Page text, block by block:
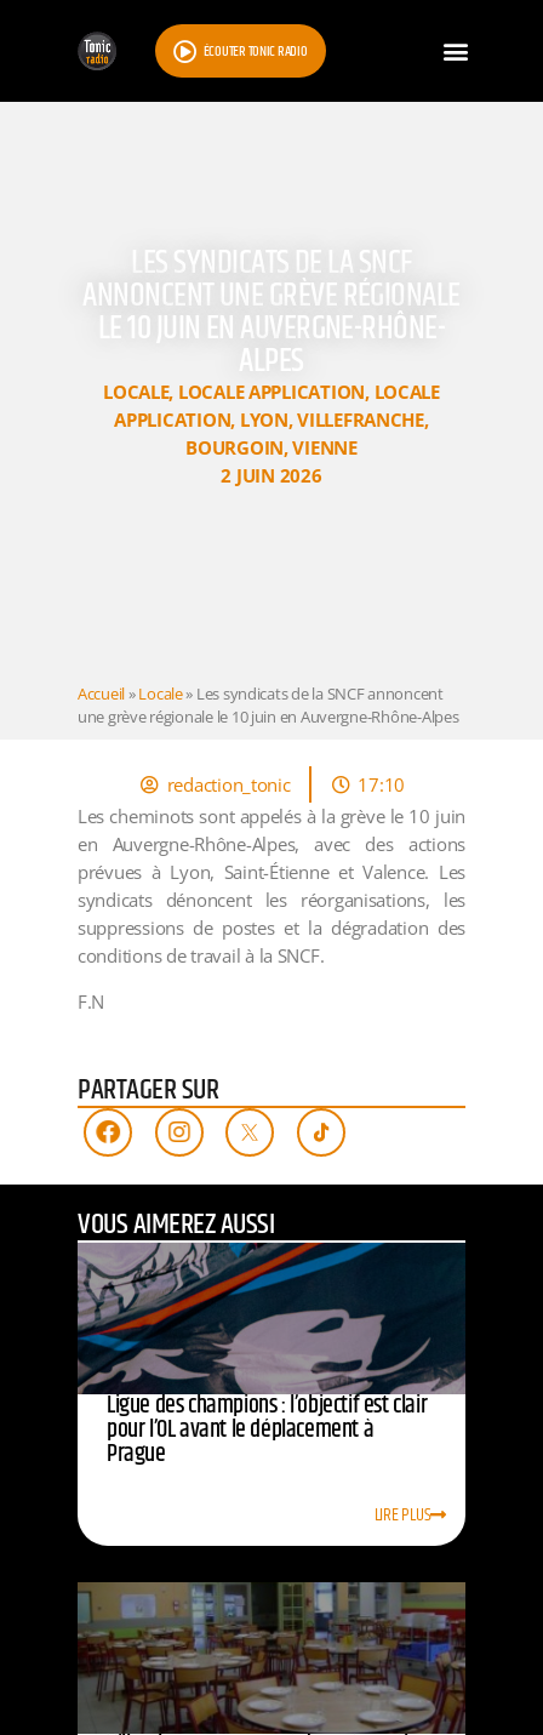
ÉCOUTER TONIC RADIO
LES SYNDICATS DE LA SNCF
ANNONCENT UNE GRÈVE RÉGIONALE
LE 10 JUIN EN AUVERGNE-RHÔNE-
ALPES
LOCALE, LOCALE APPLICATION, LOCALE
APPLICATION, LYON,VILLEFRANCHE,
BOURGOIN,VIENNE
2 JUIN 2026
Accueil»Locale» Les syndicats de la SNCF annoncent
une grève régionale le 10 juin en Auvergne-Rhône-Alpes
redaction_tonic
17:10
Les cheminots sont appelés à la grève le 10 juin
en Auvergne-Rhône-Alpes, avec des actions
prévues à Lyon, Saint-Étienne et Valence. Les
syndicats dénoncent les réorganisations, les
suppressions de postes et la dégradation des
conditions de travail à la SNCF.
F.N
PARTAGER SUR
VOUS AIMEREZ AUSSI
Ligue des champions : l’objectif est clair
pour l’OL avant le déplacement à
Prague
LIRE PLUS